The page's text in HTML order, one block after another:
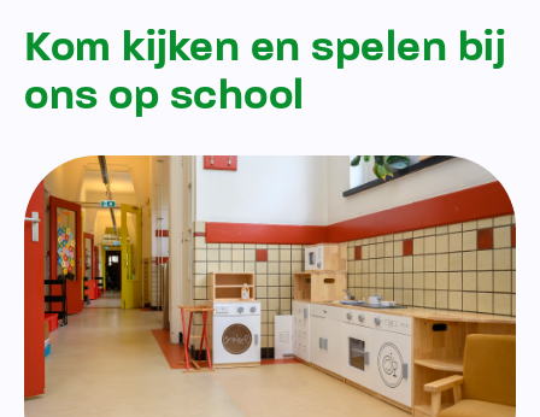
Kom kijken en spelen bij
ons op school